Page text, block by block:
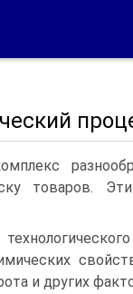
товаров.
и других